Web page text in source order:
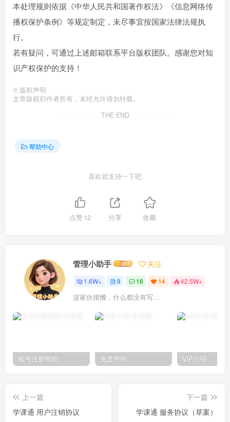
本处理规则依据《中华人民共和国著作权法》《信息网络传
播权保护条例》等规定制定，未尽事宜按国家法律法规执
行。
若有疑问，可通过上述邮箱联系平台版权团队。感谢您对知
识产权保护的支持！
© 版权声明
文章版权归作者所有，未经允许请勿转载。
THE END
帮助中心
喜欢就支持一下吧
点赞12 分享 收藏
管理小助手 关注
1.6W+ 8 16 14 42.5W+
这家伙很懒，什么都没有写...
账号注册帮助 免责声明 VIP介绍
上一篇
学课通 用户注销协议
下一篇
学课通 服务协议（草案）